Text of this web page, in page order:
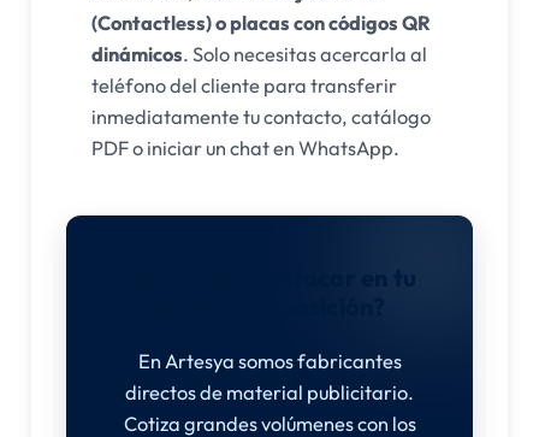
(Contactless) o placas con códigos QR
dinámicos. Solo necesitas acercarla al
teléfono del cliente para transferir
inmediatamente tu contacto, catálogo
PDF o iniciar un chat en WhatsApp.
En Artesya somos fabricantes
directos de material publicitario.
Cotiza grandes volúmenes con los